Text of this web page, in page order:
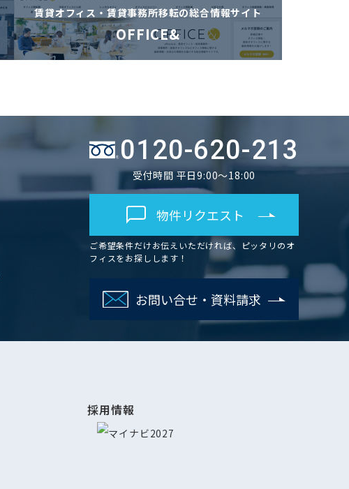
賃貸オフィス・賃貸事務所移転の総合情報サイト
OFFICE&
0120-620-213
受付時間 平日9:00～18:00
物件リクエスト
ご希望条件だけお伝えいただければ、ピッタリのオ
フィスをお探しします！
お問い合せ・資料請求
採用情報